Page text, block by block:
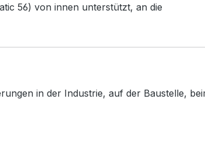
56) von innen unterstützt, an die
in der Industrie, auf der Baustelle,